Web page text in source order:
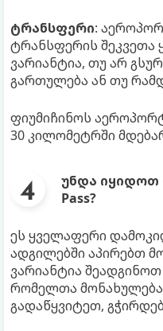
ტრანსფერი:
ტრანსფერის შეკვეთა
ვარიანტია, თუ არ
გართულება ან თუ
ფიუმიჩინოს
30 კილომეტრში
უნდა იყიდოთ
Pass?
ეს ყველაფერი
ადგილებში აპირებთ
ვარიანტია
რომელთა
გადაწყვიტეთ,